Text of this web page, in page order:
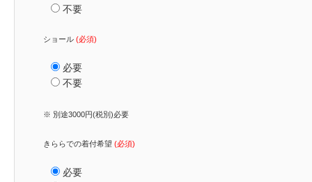
不要
ショール (必須)
必要
不要
※ 別途3000円(税別)必要
きららでの着付希望 (必須)
必要